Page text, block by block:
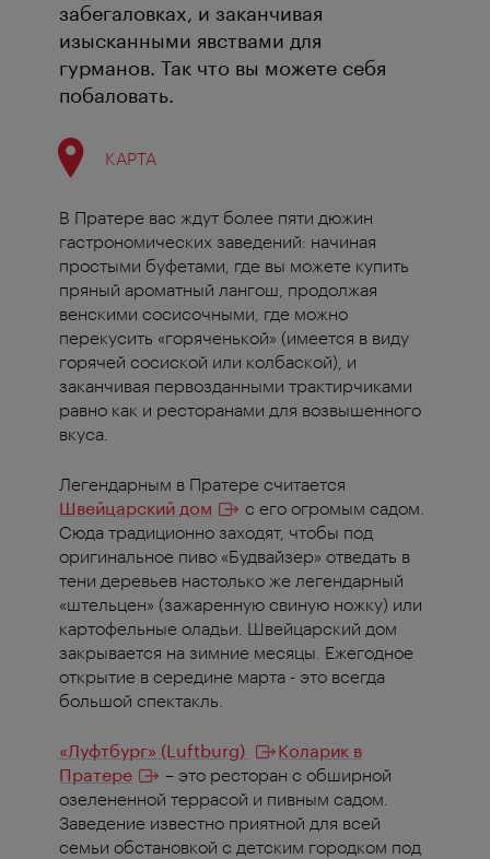
забегаловках, и заканчивая
изысканными явствами для
гурманов. Так что вы можете себя
побаловать.
КАРТА
В Пратере вас ждут более пяти дюжин
гастрономических заведений: начиная
простыми буфетами, где вы можете купить
пряный ароматный лангош, продолжая
венскими сосисочными, где можно
перекусить «горяченькой» (имеется в виду
горячей сосиской или колбаской), и
заканчивая первозданными трактирчиками
равно как и ресторанами для возвышенного
вкуса.
Легендарным в Пратере считается
Швейцарский дом
с его огромым садом.
Сюда традиционно заходят, чтобы под
оригинальное пиво «Будвайзер» отведать в
тени деревьев настолько же легендарный
«штельцен» (зажаренную свиную ножку) или
картофельные оладьи. Швейцарский дом
закрывается на зимние месяцы. Ежегодное
открытие в середине марта - это всегда
большой спектакль.
«Луфтбург» (Luftburg)
Коларик в
Пратере
– это ресторан с обширной
озелененной террасой и пивным садом.
Заведение известно приятной для всей
семьи обстановкой с детским городком под